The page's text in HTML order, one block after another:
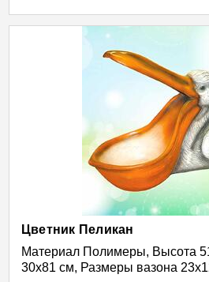
Цветник Пеликан
Материал Полимеры, Высота
30х81 см, Размеры вазона